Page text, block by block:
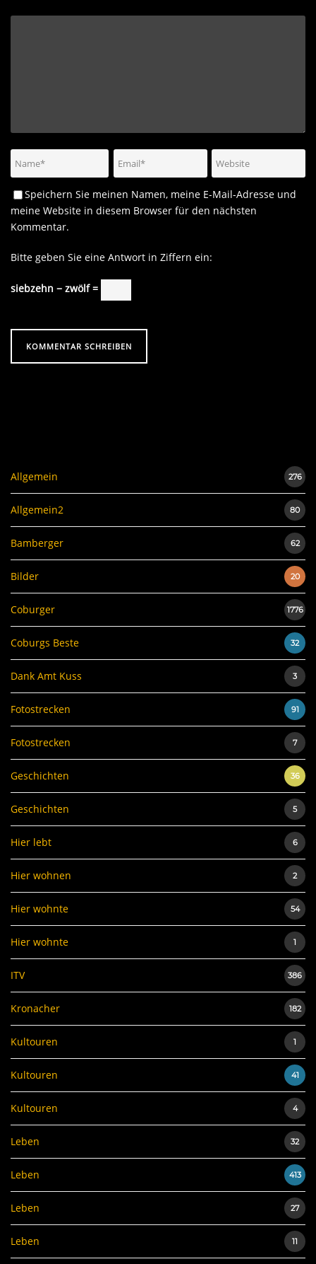
Speichern Sie meinen Namen, meine E-Mail-Adresse und
meine Website in diesem Browser für den nächsten
Kommentar.
Bitte geben Sie eine Antwort in Ziffern ein:
siebzehn − zwölf =
Allgemein 276
Allgemein2 80
Bamberger 62
Bilder 20
Coburger 1776
Coburgs Beste 32
Dank Amt Kuss 3
Fotostrecken 91
Fotostrecken 7
Geschichten 36
Geschichten 5
Hier lebt 6
Hier wohnen 2
Hier wohnte 54
Hier wohnte 1
ITV 386
Kronacher 182
Kultouren 1
Kultouren 41
Kultouren 4
Leben 32
Leben 413
Leben 27
Leben 11